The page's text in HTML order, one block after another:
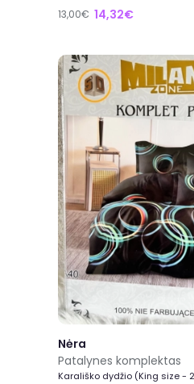
13,00€ 14,32€
Nėra
Patalynes komplektas
Karališko dydžio (King size -